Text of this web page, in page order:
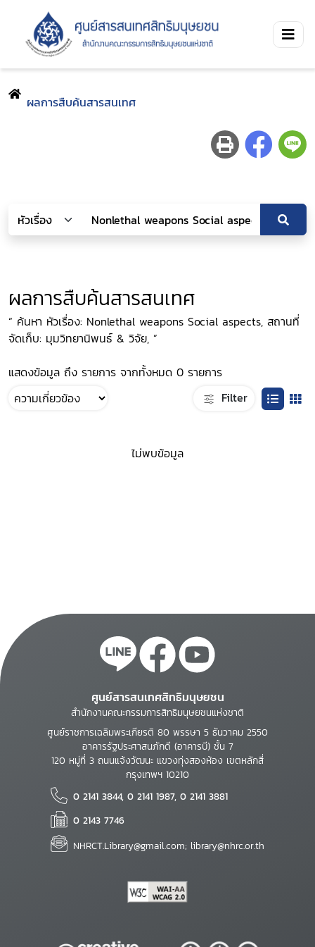
ผลการสืบค้นสารสนเทศ
ผลการสืบค้นสารสนเทศ
“ ค้นหา หัวเรื่อง: Nonlethal weapons Social aspects, สถานที่
จัดเก็บ: มุมวิทยานิพนธ์ & วิจัย, ”
แสดงข้อมูล ถึง รายการ จากทั้งหมด 0 รายการ
Filter
ไม่พบข้อมูล
ศูนย์สารสนเทศสิทธิมนุษยชน
สำนักงานคณะกรรมการสิทธิมนุษยชนแห่งชาติ
ศูนย์ราชการเฉลิมพระเกียรติ 80 พรรษา 5 ธันวาคม 2550
อาคารรัฐประศาสนภักดี (อาคารบี) ชั้น 7
120 หมู่ที่ 3 ถนนแจ้งวัฒนะ แขวงทุ่งสองห้อง เขตหลักสี่
กรุงเทพฯ 10210
0 2141 3844, 0 2141 1987, 0 2141 3881
0 2143 7746
NHRCT.Library@gmail.com; library@nhrc.or.th